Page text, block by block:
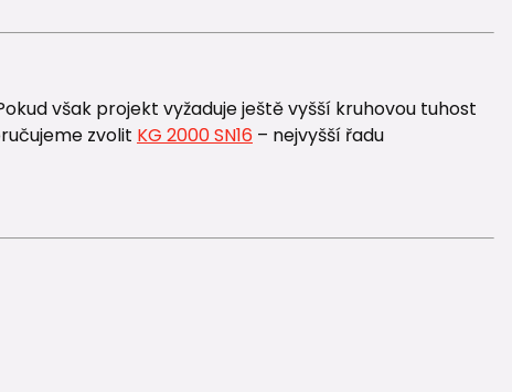
však projekt vyžaduje ještě vyšší kruhovou tuhost
zvolit KG 2000 SN16 – nejvyšší řadu